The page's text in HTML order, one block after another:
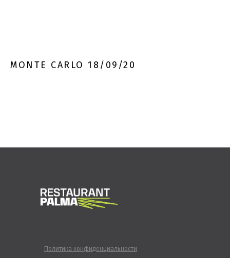
MONTE CARLO 18/09/20
Политика конфиденциальности